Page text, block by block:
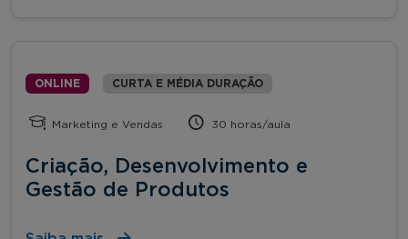
ONLINE CURTA E MÉDIA DURAÇÃO
Marketing e Vendas 30 horas/aula
Criação, Desenvolvimento e
Gestão de Produtos